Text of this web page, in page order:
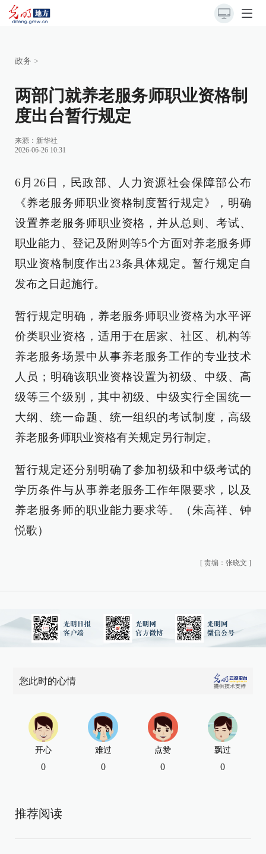
政务 >
两部门就养老服务师职业资格制
度出台暂行规定
来源： 新华社
2026-06-26 10:31
6月26日，民政部、人力资源社会保障部公布
《养老服务师职业资格制度暂行规定》，明确
设置养老服务师职业资格，并从总则、考试、
职业能力、登记及附则等5个方面对养老服务师
职业资格制度作出23条具体规定。暂行规定自
发布之日起施行。
暂行规定明确，养老服务师职业资格为水平评
价类职业资格，适用于在居家、社区、机构等
养老服务场景中从事养老服务工作的专业技术
人员；明确该职业资格设置为初级、中级、高
级等三个级别，其中初级、中级实行全国统一
大纲、统一命题、统一组织的考试制度，高级
养老服务师职业资格有关规定另行制定。
暂行规定还分别明确了参加初级和中级考试的
学历条件与从事养老服务工作年限要求，以及
养老服务师的职业能力要求等。（朱高祥、钟
悦歌）
[ 责编：张晓文 ]
您此时的心情
开心
0
难过
0
点赞
0
飘过
0
推荐阅读